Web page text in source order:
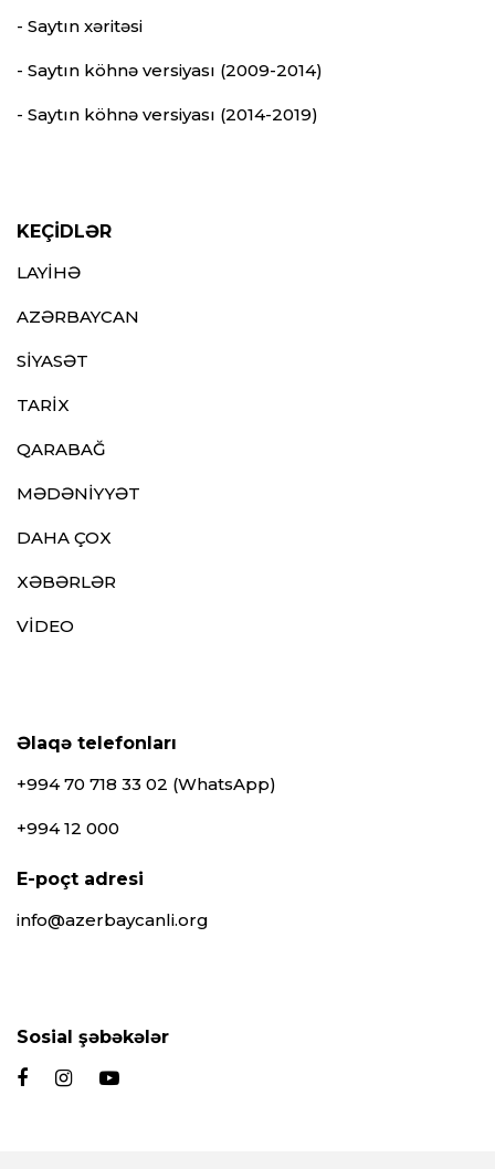
- Saytın xəritəsi
- Saytın köhnə versiyası (2009-2014)
- Saytın köhnə versiyası (2014-2019)
KEÇİDLƏR
LAYİHƏ
AZƏRBAYCAN
SİYASƏT
TARİX
QARABAĞ
MƏDƏNİYYƏT
DAHA ÇOX
XƏBƏRLƏR
VİDEO
Əlaqə telefonları
+994 70 718 33 02 (WhatsApp)
+994 12 000
E-poçt adresi
info@azerbaycanli.org
Sosial şəbəkələr